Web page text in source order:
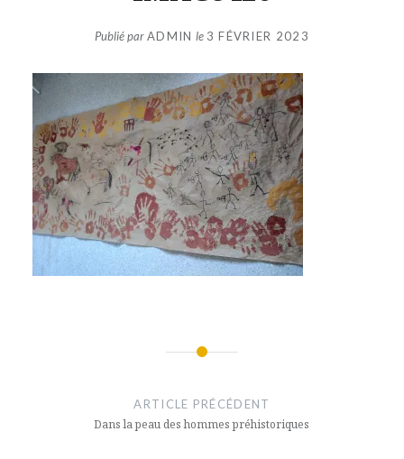
Publié parADMIN le 3 FÉVRIER 2023
ARTICLE PRÉCÉDENT
Dans la peau des hommes préhistoriques